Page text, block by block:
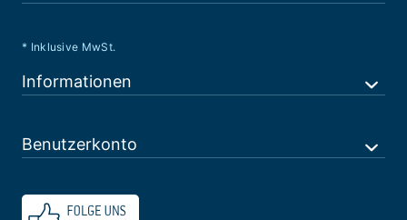
* Inklusive MwSt.
Informationen
Benutzerkonto